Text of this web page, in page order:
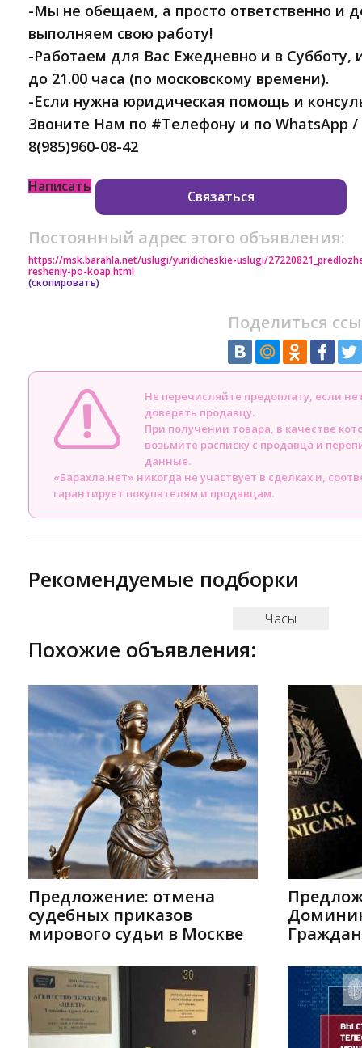
-Мы не обещаем, а просто ответственно и
выполняем свою работу!
-Работаем для Вас Ежедневно и в Субботу,
до 21.00 часа (по московскому времени).
-Если нужна юридическая помощь и
Звоните Нам по #Телефону и по WhatsApp
8(985)960-08-42
Написать
Связаться
Постоянный адрес этого объявления:
https://msk.barahla.net/uslugi/yuridicheskie-uslugi/
resheniy-po-koap.html
(скопировать)
Поделиться
Не перечисляйте предоплату, если
доверять продавцу.
При получении товара, в качестве
возьмите расписку с продавца и
данные.
«Барахла.нет» никогда не участвует в сделках и,
гарантирует покупателям и продавцам.
Рекомендуемые подборки
Часы
Похожие объявления:
Предложение: отмена
судебных приказов
мирового судьи в Москве